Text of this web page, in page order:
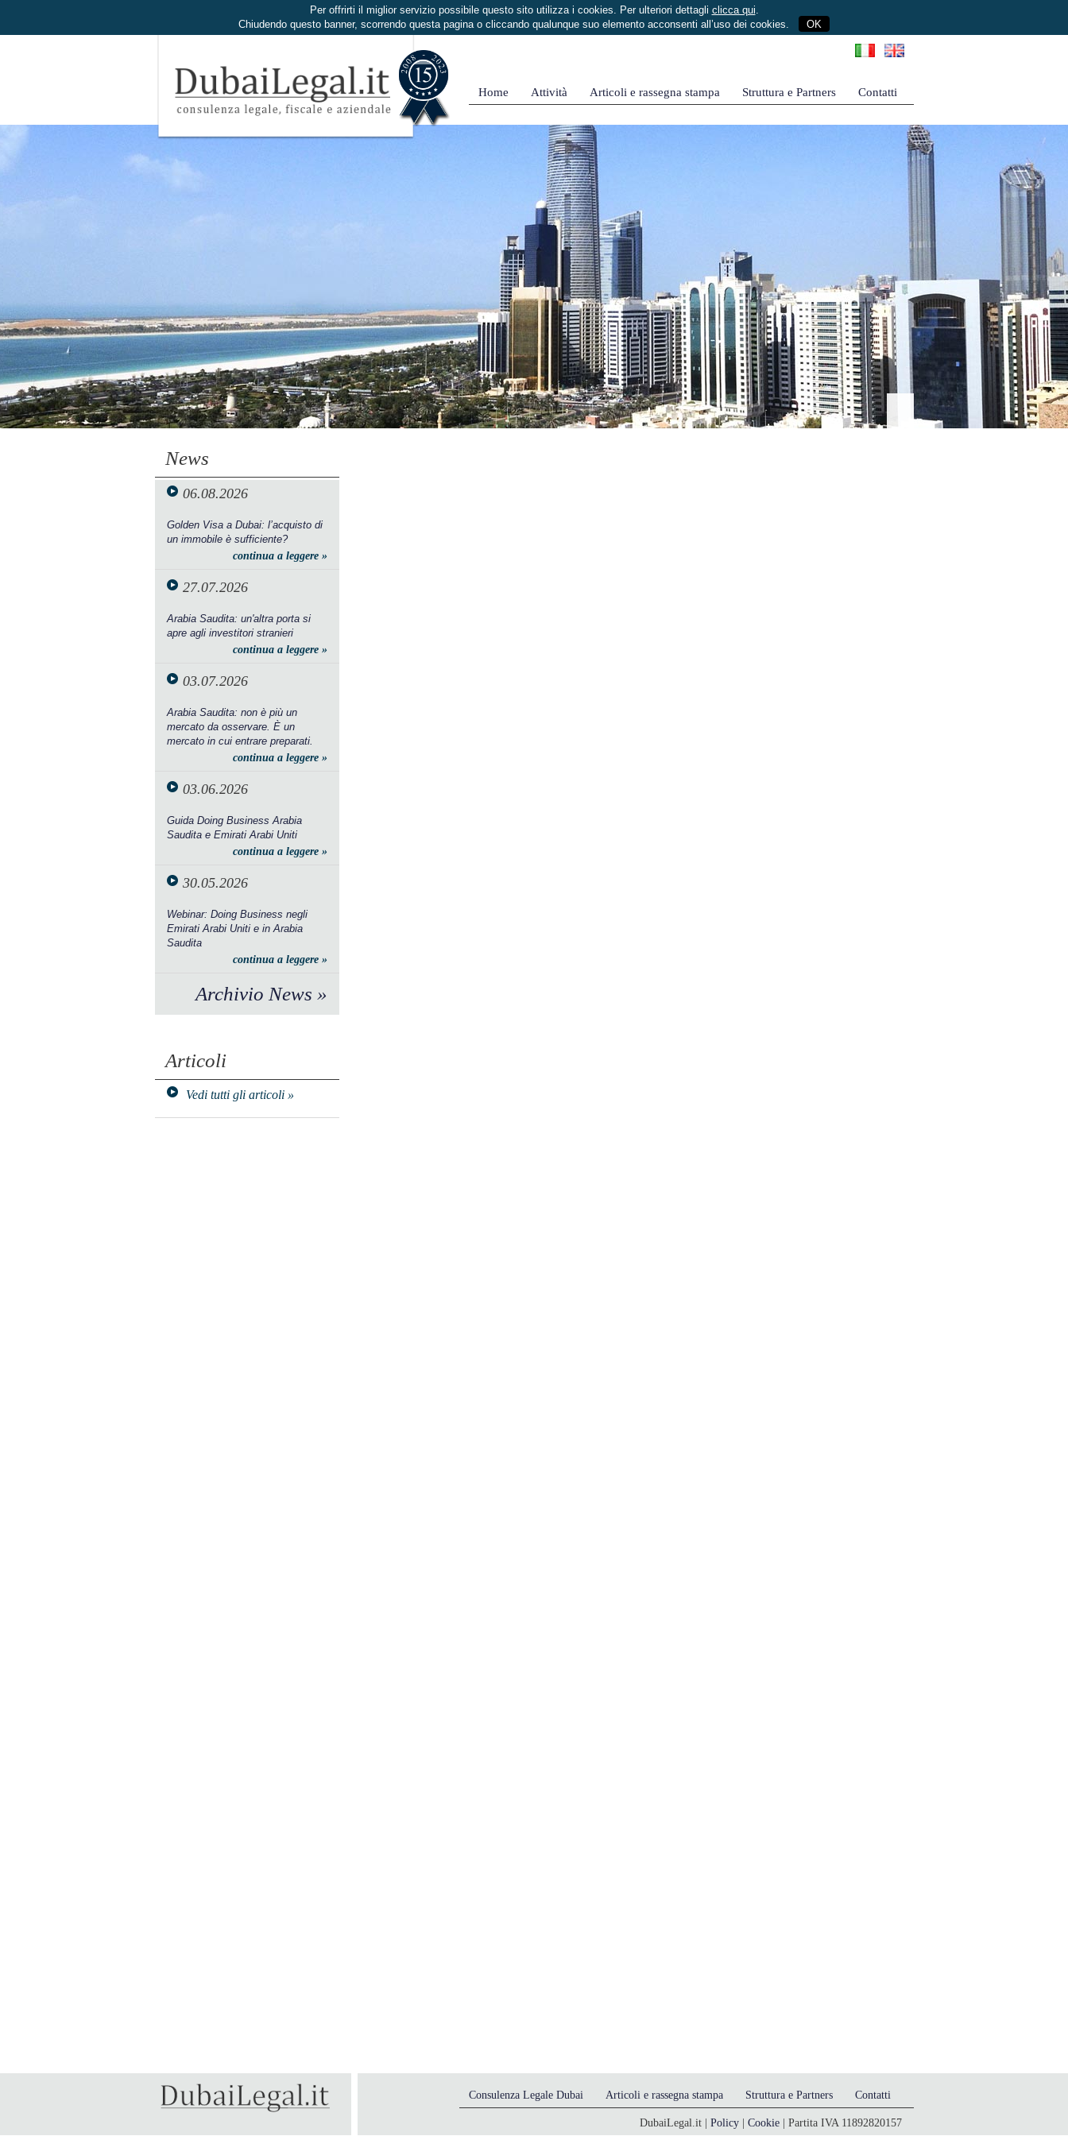
Per offrirti il miglior servizio possibile questo sito utilizza i cookies. Per ulteriori dettagli clicca qui.
Chiudendo questo banner, scorrendo questa pagina o cliccando qualunque suo elemento acconsenti all’uso dei cookies.
OK
Home Attività Articoli e rassegna stampa Struttura e Partners Contatti
News
06.08.2026
Golden Visa a Dubai: l’acquisto di
un immobile è sufficiente?
continua a leggere »
27.07.2026
Arabia Saudita: un'altra porta si
apre agli investitori stranieri
continua a leggere »
03.07.2026
Arabia Saudita: non è più un
mercato da osservare. È un
mercato in cui entrare preparati.
continua a leggere »
03.06.2026
Guida Doing Business Arabia
Saudita e Emirati Arabi Uniti
continua a leggere »
30.05.2026
Webinar: Doing Business negli
Emirati Arabi Uniti e in Arabia
Saudita
continua a leggere »
Archivio News »
Articoli
Vedi tutti gli articoli »
Consulenza Legale Dubai Articoli e rassegna stampa Struttura e Partners Contatti
DubaiLegal.it | Policy| Cookie| Partita IVA 11892820157